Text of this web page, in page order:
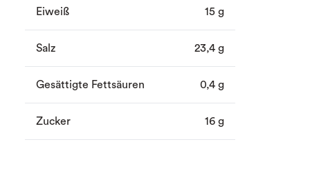
Eiweiß 15 g
Salz 23,4 g
Gesättigte Fettsäuren 0,4 g
Zucker 16 g